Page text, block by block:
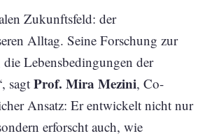
Zukunftsfeld: der
Alltag. Seine Forschung zur
Lebensbedingungen der
sagt Prof. Mira Mezini, Co-
Ansatz: Er entwickelt nicht nur
erforscht auch, wie